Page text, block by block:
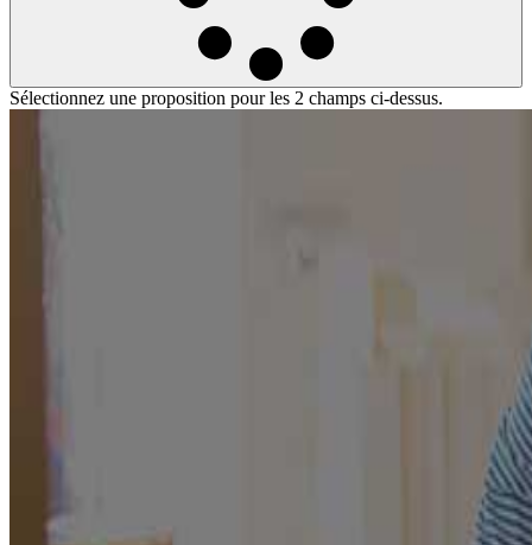
Sélectionnez une proposition pour les 2 champs ci-dessus.